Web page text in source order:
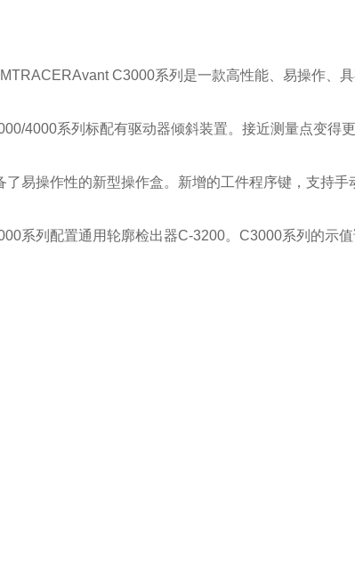
C3000系列是一款高性能、易操作、具
4000系列标配有驱动器倾斜装置。接近测量点变得
了易操作性的新型操作盒。新增的工件程序键，支持手
系列配置通用轮廓检出器C-3200。C3000系列的示